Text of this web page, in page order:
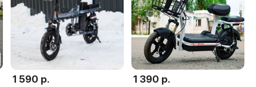
1 590 р. 1 390 р.